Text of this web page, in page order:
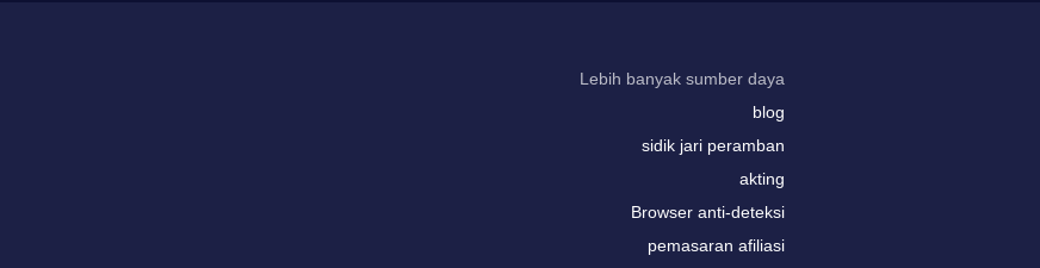
Lebih banyak sumber daya
blog
sidik jari peramban
akting
Browser anti-deteksi
pemasaran afiliasi